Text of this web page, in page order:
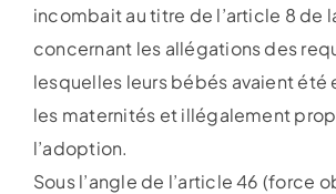
incombait au titre de l’article 8 de
concernant les allégations des
lesquelles leurs bébés avaient été
les maternités et illégalement
l’adoption.
Sous l’angle de l’article 46 (force